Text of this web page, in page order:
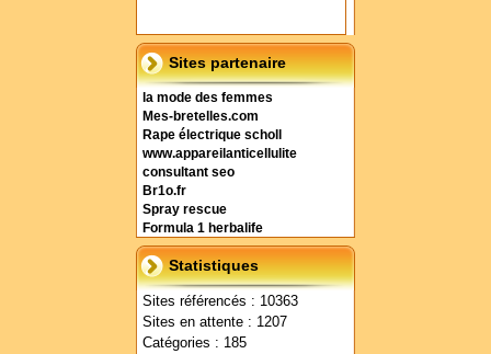
Sites partenaire
la mode des femmes
Mes-bretelles.com
Rape électrique scholl
www.appareilanticellulite
consultant seo
Br1o.fr
Spray rescue
Formula 1 herbalife
Statistiques
Sites référencés : 10363
Sites en attente : 1207
Catégories : 185